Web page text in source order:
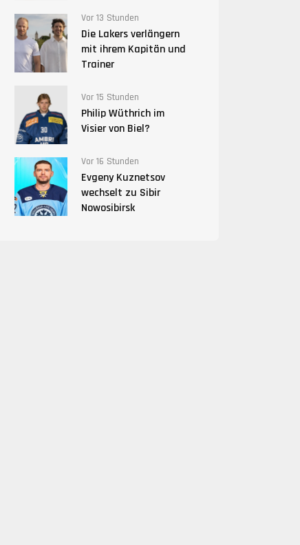
Vor 13 Stunden
Die Lakers verlängern
mit ihrem Kapitän und
Trainer
Vor 15 Stunden
Philip Wüthrich im
Visier von Biel?
Vor 16 Stunden
Evgeny Kuznetsov
wechselt zu Sibir
Nowosibirsk